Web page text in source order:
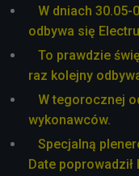
W dniach 30.05-
odbywa się
To prawdzie
raz kolejny
W tegorocznej
wykonawców.
Specjalną
Date